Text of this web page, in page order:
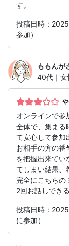
す。
投稿日時：
参加）
ももんが
40代｜女
オンラインで参
全体で、集まる
て安心して参加
お相手の方の番
を把握出来てい
てしまい結果、
完全にこちらの
2回お話しでき
投稿日時：
に参加）